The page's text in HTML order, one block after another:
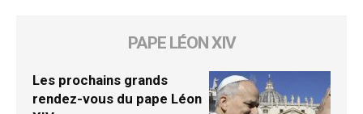
PAPE LÉON XIV
Les prochains grands
rendez-vous du pape Léon